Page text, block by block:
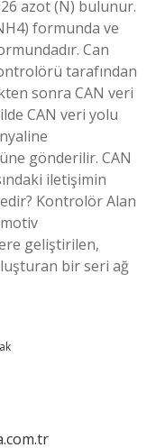
azot (N) bulunur.
formunda ve
Can
tarafından
sonra CAN veri
CAN veri yolu
gönderilir. CAN
iletişimin
Kontrolör Alan
geliştirilen,
bir seri ağ